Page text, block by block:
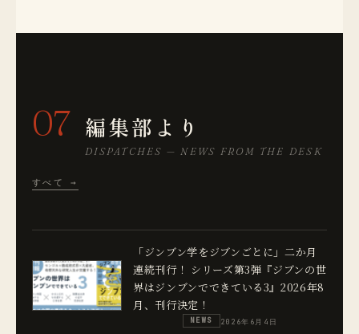
07 編集部より
DISPATCHES — NEWS FROM THE DESK
すべて →
「ジンブン学をジブンごとに」二か月
連続刊行！ シリーズ第3弾『ジブンの世
界はジンブンでできている3』2026年8
月、刊行決定！
NEWS 2026年6月4日